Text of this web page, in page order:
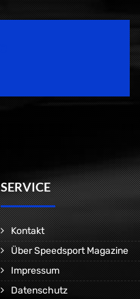
SERVICE
Kontakt
Über Speedsport Magazine
Impressum
Datenschutz